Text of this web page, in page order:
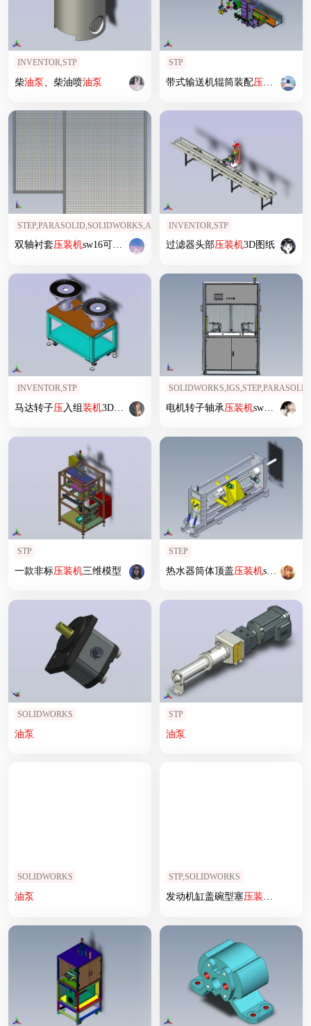
INVENTOR,STP
柴油泵 、柴油喷油泵
STP
带式输送机辊筒装配压装机
STEP,PARASOLID,SOLIDWORKS,AUTOCAD
双轴衬套压装机sw16可编辑
INVENTOR,STP
过滤器头部压装机3D图纸
INVENTOR,STP
马达转子压入组装机3D图纸
SOLIDWORKS,IGS,STEP,PARASOLID
电机转子轴承压装机sw18可编辑
STP
一款非标压装机三维模型
STEP
热水器筒体顶盖压装机step
SOLIDWORKS
油泵
STP
油泵
SOLIDWORKS
油泵
STP,SOLIDWORKS
发动机缸盖碗型塞压装机